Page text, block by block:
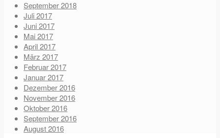
September 2018
Juli 2017
Juni 2017
Mai 2017
April 2017
März 2017
Februar 2017
Januar 2017
Dezember 2016
November 2016
Oktober 2016
September 2016
August 2016